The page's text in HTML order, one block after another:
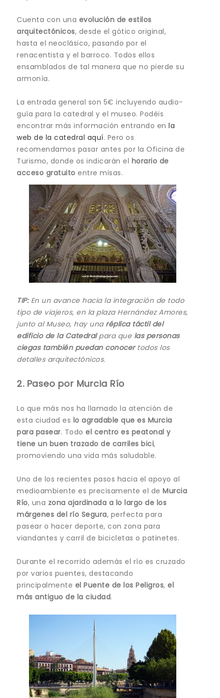
Cuenta con una evolución de estilos
arquitectónicos, desde el gótico original,
hasta el neoclásico, pasando por el
renacentista y el barroco. Todos ellos
ensamblados de tal manera que no pierde su
armonía.
La entrada general son 5€ incluyendo audio-
guía para la catedral y el museo. Podéis
encontrar más información entrando en la
web de la catedral aquí. Pero os
recomendamos pasar antes por la Oficina de
Turismo, donde os indicarán el horario de
acceso gratuito entre misas.
TIP:En un avance hacia la integración de todo
tipo de viajeros, en la plaza Hernández Amores,
junto al Museo, hay unaréplica táctil del
edificio de la Catedralpara quelas personas
ciegas también puedan conocertodos los
detalles arquitectónicos.
2. Paseo por Murcia Río
Lo que más nos ha llamado la atención de
esta ciudad es lo agradable que es Murcia
para pasear. Todo el centro es peatonal y
tiene un buen trazado de carriles bici,
promoviendo una vida más saludable.
Uno de los recientes pasos hacia el apoyo al
medioambiente es precisamente el de Murcia
Río, una zona ajardinada a lo largo de los
márgenes del río Segura, perfecta para
pasear o hacer deporte, con zona para
viandantes y carril de bicicletas o patinetes.
Durante el recorrido además el río es cruzado
por varios puentes, destacando
principalmente el Puente de los Peligros, el
más antiguo de la ciudad.